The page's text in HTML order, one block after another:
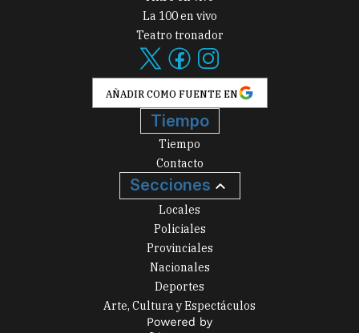
La 100 en vivo
Teatro tronador
AÑADIR COMO FUENTE EN
Tiempo
Tiempo
Contacto
Secciones
Locales
Policiales
Provinciales
Nacionales
Deportes
Arte, Cultura y Espectáculos